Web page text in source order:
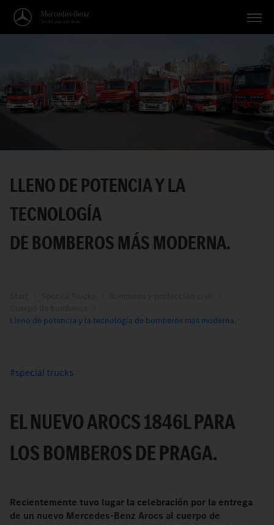
Aplicaciones
Temas
Español
LLENO DE POTENCIA Y LA
TECNOLOGÍA
DE BOMBEROS MÁS MODERNA.
Lleno de potencia y la tecnología de bomberos más moderna.
special trucks
EL NUEVO AROCS 1846L PARA
LOS BOMBEROS DE PRAGA.
Recientemente tuvo lugar la celebración por la entrega
de un nuevo Mercedes-Benz Arocs al cuerpo de